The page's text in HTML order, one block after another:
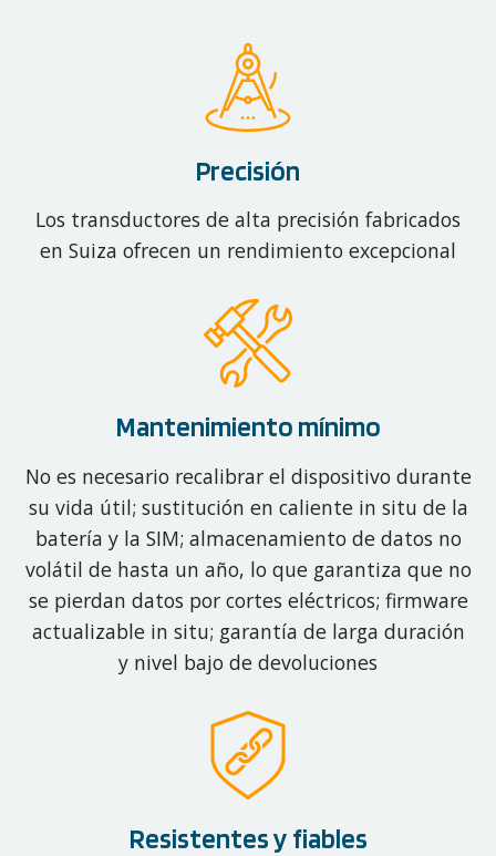
Precisión
Los transductores de alta precisión fabricados
en Suiza ofrecen un rendimiento excepcional
Mantenimiento mínimo
No es necesario recalibrar el dispositivo durante
su vida útil; sustitución en caliente in situ de la
batería y la SIM; almacenamiento de datos no
volátil de hasta un año, lo que garantiza que no
se pierdan datos por cortes eléctricos; firmware
actualizable in situ; garantía de larga duración
y nivel bajo de devoluciones
Resistentes y fiables